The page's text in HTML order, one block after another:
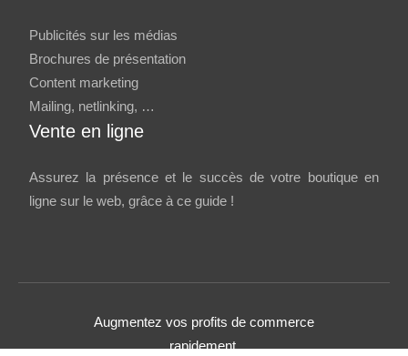
Publicités sur les médias
Brochures de présentation
Content marketing
Mailing, netlinking, …
Vente en ligne
Assurez la présence et le succès de votre boutique en
ligne sur le web, grâce à ce guide !
Augmentez vos profits de commerce
rapidement.